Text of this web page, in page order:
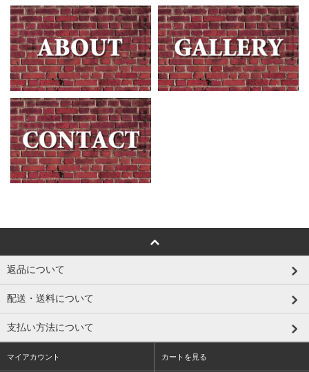
返品について
配送・送料について
支払い方法について
マイアカウント カートを見る